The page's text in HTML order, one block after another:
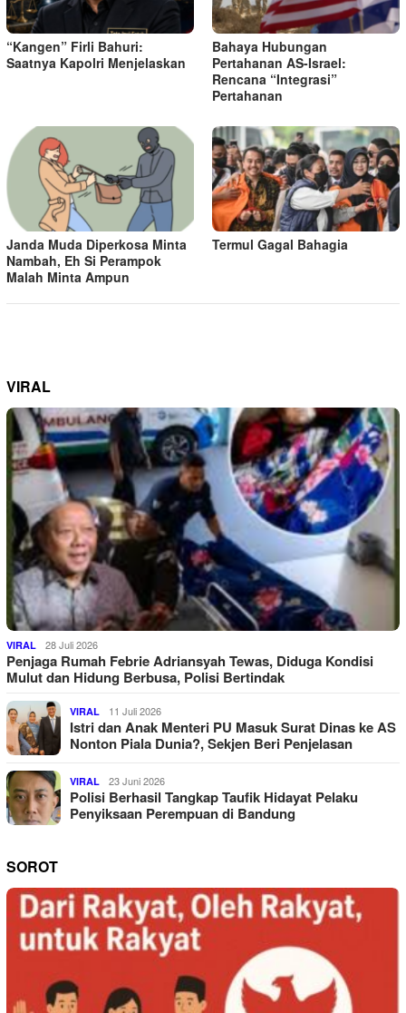
“Kangen” Firli Bahuri:
Saatnya Kapolri Menjelaskan
Bahaya Hubungan
Pertahanan AS-Israel:
Rencana “Integrasi”
Pertahanan
Janda Muda Diperkosa Minta
Nambah, Eh Si Perampok
Malah Minta Ampun
Termul Gagal Bahagia
VIRAL
VIRAL 28 Juli 2026
Penjaga Rumah Febrie Adriansyah Tewas, Diduga Kondisi
Mulut dan Hidung Berbusa, Polisi Bertindak
VIRAL 11 Juli 2026
Istri dan Anak Menteri PU Masuk Surat Dinas ke AS
Nonton Piala Dunia?, Sekjen Beri Penjelasan
VIRAL 23 Juni 2026
Polisi Berhasil Tangkap Taufik Hidayat Pelaku
Penyiksaan Perempuan di Bandung
SOROT